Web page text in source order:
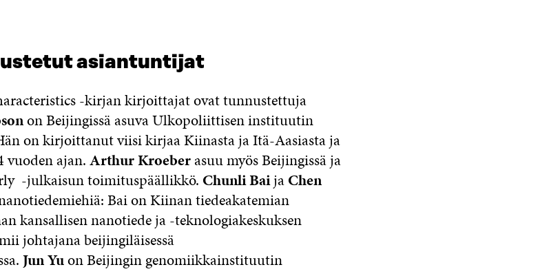
asiantuntijat
-kirjan kirjoittajat ovat tunnustettuja
on Beijingissä asuva Ulkopoliittisen instituutin
on kirjoittanut viisi kirjaa Kiinasta ja Itä-Aasiasta ja
vuoden ajan.Arthur Kroeberasuu myös Beijingissä ja
-julkaisun toimituspäällikkö. Chunli BaijaChen
Bai on Kiinan tiedeakatemian
kansallisen nanotiede ja -teknologiakeskuksen
johtajana beijingiläisessä
Jun Yuon Beijingin genomiikkainstituutin